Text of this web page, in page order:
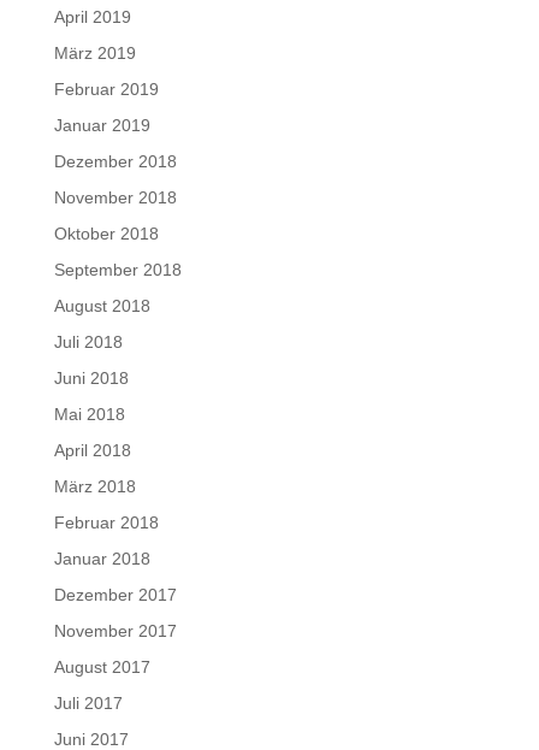
April 2019
März 2019
Februar 2019
Januar 2019
Dezember 2018
November 2018
Oktober 2018
September 2018
August 2018
Juli 2018
Juni 2018
Mai 2018
April 2018
März 2018
Februar 2018
Januar 2018
Dezember 2017
November 2017
August 2017
Juli 2017
Juni 2017